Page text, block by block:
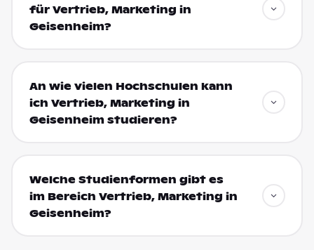
für Vertrieb, Marketing in
Geisenheim?
An wie vielen Hochschulen kann
ich Vertrieb, Marketing in
Geisenheim studieren?
Welche Studienformen gibt es
im Bereich Vertrieb, Marketing in
Geisenheim?